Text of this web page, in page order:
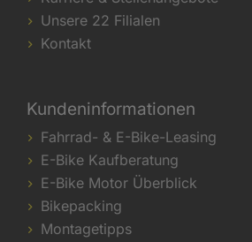
Unsere 22 Filialen
Kontakt
Kundeninformationen
Fahrrad- & E-Bike-Leasing
E-Bike Kaufberatung
E-Bike Motor Überblick
Bikepacking
Montagetipps